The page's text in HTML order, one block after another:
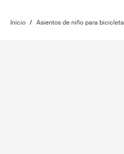
Inicio / Asientos de niño para bicicleta